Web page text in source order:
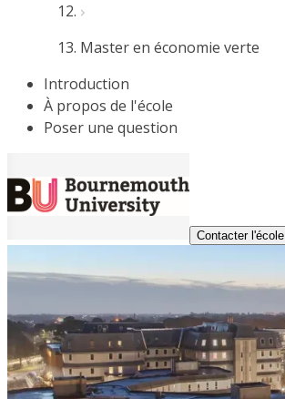
Master en économie verte
Introduction
À propos de l'école
Poser une question
Contacter l'école